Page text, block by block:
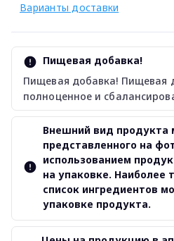
Варианты доставки
Пищевая добавка!
Пищевая добавка! Пищевая
полноценное и
Внешний вид продукта
представленного на
использованием
на упаковке. Наиболее
список ингредиентов
упаковке продукта.